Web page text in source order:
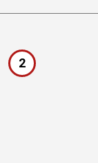
2